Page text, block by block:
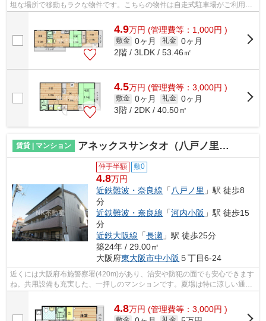
坦な場所で移動もラクな物件です。こちらの物件は自走式駐車場がご利用い
4.9万円 (管理費等：1,000円 )
敷金 0ヶ月 礼金 0ヶ月
2階 / 3LDK / 53.46㎡
4.5万円 (管理費等：3,000円 )
敷金 0ヶ月 礼金 0ヶ月
3階 / 2DK / 40.50㎡
賃貸 | マンション アネックスサンタオ（八戸ノ里賃貸）
仲手半額 敷0
4.8万円
近鉄難波・奈良線 「 八戸ノ里 」駅 徒歩8
分
近鉄難波・奈良線 「河内小阪 」駅 徒歩15
分
近鉄大阪線 「長瀬 」駅 徒歩25分
築24年 / 29.00㎡
大阪府東大阪市中小阪 ５丁目6-24
近くには大阪府布施警察署(420m)があり、治安や防犯の面でも安心できます
ね。共用設備も充実した、一押しのマンションです。夏場は特に涼しい通風
4.8万円 (管理費等：3,000円 )